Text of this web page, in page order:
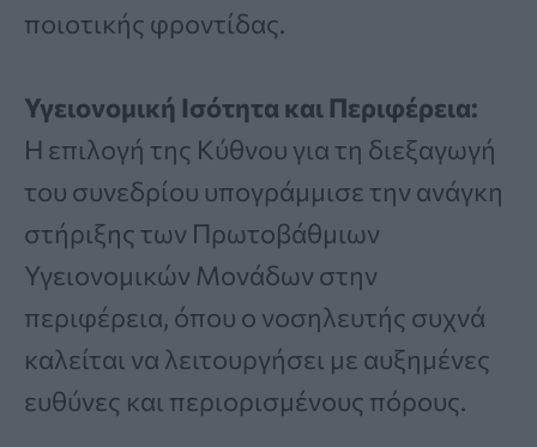
ποιοτικής φροντίδας.
Υγειονομική Ισότητα και Περιφέρεια:
Η επιλογή της Κύθνου για τη διεξαγωγή
του συνεδρίου υπογράμμισε την ανάγκη
στήριξης των Πρωτοβάθμιων
Υγειονομικών Μονάδων στην
περιφέρεια, όπου ο νοσηλευτής συχνά
καλείται να λειτουργήσει με αυξημένες
ευθύνες και περιορισμένους πόρους.